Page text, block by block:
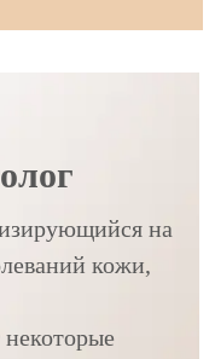
на
кожи,